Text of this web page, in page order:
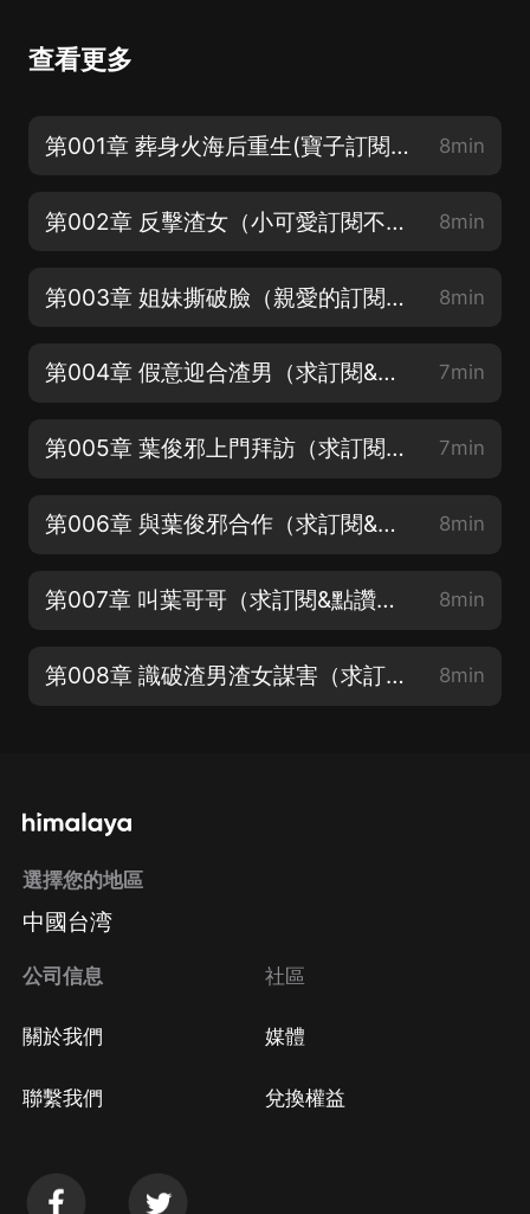
查看更多
第001章 葬身火海后重生(寶子訂閱不走丟） 8min
第002章 反擊渣女（小可愛訂閱不迷路） 8min
第003章 姐妹撕破臉（親愛的訂閱一個） 8min
第004章 假意迎合渣男（求訂閱&點讚轉發） 7min
第005章 葉俊邪上門拜訪（求訂閱&點讚轉發） 7min
第006章 與葉俊邪合作（求訂閱&點讚轉發） 8min
第007章 叫葉哥哥（求訂閱&點讚轉發） 8min
第008章 識破渣男渣女謀害（求訂閱&點讚轉發） 8min
選擇您的地區
中國台湾
公司信息
關於我們
聯繫我們
社區
媒體
兌換權益